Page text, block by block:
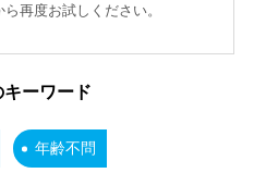
再度お試しください。
キーワード
年齢不問